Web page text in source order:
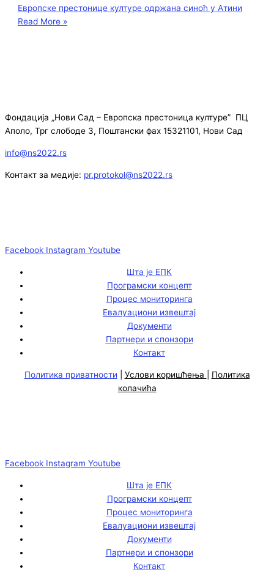
Европске престонице културе одржана синоћ у Атини
Read More »
Фондација „Нови Сад – Европска престоница културе” ПЦ
Аполо, Трг слободе 3, Поштански фах 15321101, Нови Сад
info@ns2022.rs
Контакт за медије: pr.protokol@ns2022.rs
Facebook Instagram Youtube
Шта је ЕПК
Програмски концепт
Процес мониторинга
Евалуациони извештај
Документи
Партнери и спонзори
Контакт
Политика приватности Услови коришћења
Политика
колачића
Facebook Instagram Youtube
Шта је ЕПК
Програмски концепт
Процес мониторинга
Евалуациони извештај
Документи
Партнери и спонзори
Контакт